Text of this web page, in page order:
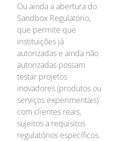
Ou ainda a abertura do
Sandbox Regulatório,
que permite que
instituições já
autorizadas e ainda não
autorizadas possam
testar projetos
inovadores (produtos ou
serviços experimentais)
com clientes reais,
sujeitos a requisitos
regulatórios específicos.